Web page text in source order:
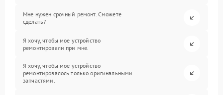
Мне нужен срочный ремонт. Сможете
сделать?
Я хочу, чтобы мое устройство
ремонтировали при мне.
Я хочу, чтобы мое устройство
ремонтировалось только оригинальными
запчастями.